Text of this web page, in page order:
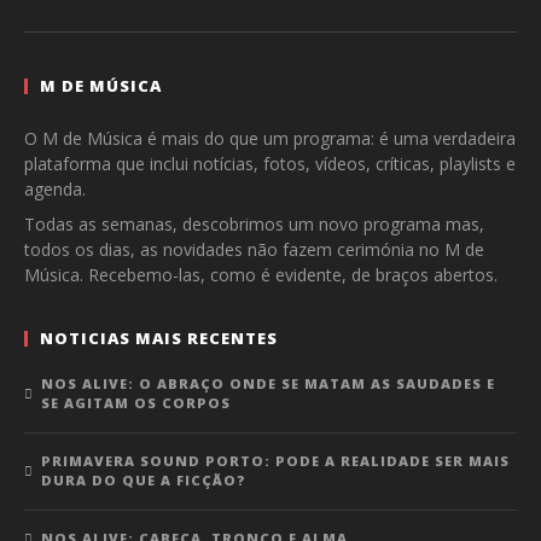
M DE MÚSICA
O M de Música é mais do que um programa: é uma verdadeira
plataforma que inclui notícias, fotos, vídeos, críticas, playlists e
agenda.
Todas as semanas, descobrimos um novo programa mas,
todos os dias, as novidades não fazem cerimónia no M de
Música. Recebemo-las, como é evidente, de braços abertos.
NOTICIAS MAIS RECENTES
NOS ALIVE: O ABRAÇO ONDE SE MATAM AS SAUDADES E
SE AGITAM OS CORPOS
PRIMAVERA SOUND PORTO: PODE A REALIDADE SER MAIS
DURA DO QUE A FICÇÃO?